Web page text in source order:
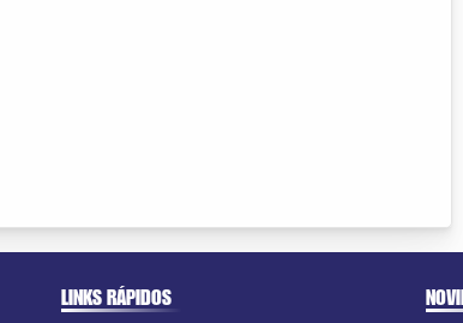
LINKS RÁPIDOS